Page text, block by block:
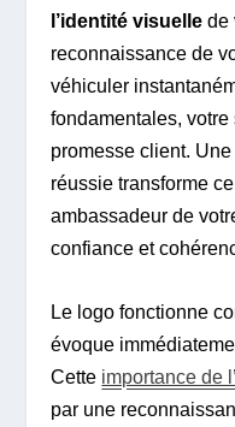
l’identité visuelle de
reconnaissance de
véhiculer
fondamentales, votre
promesse client.
réussie transforme
ambassadeur de
confiance et
Le logo fonctionne
évoque
Cette importance de
par une